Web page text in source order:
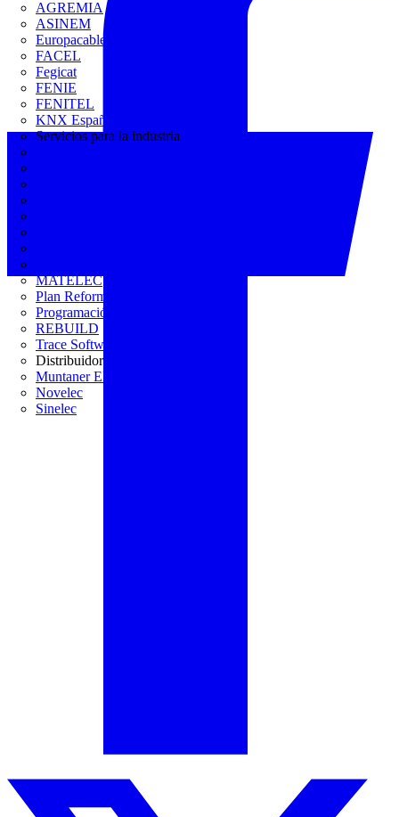
AGREMIA
ASINEM
Europacable
FACEL
Fegicat
FENIE
FENITEL
KNX España
Servicios para la industria
MATELEC
Plan Reforma
Programación Integral
REBUILD
Trace Software
Distribuidor
Muntaner Electro
Novelec
Sinelec